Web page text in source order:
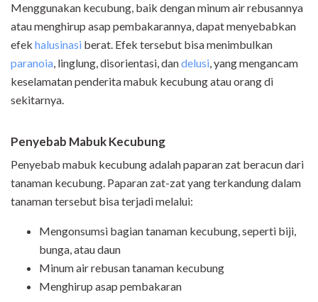
Menggunakan kecubung, baik dengan minum air rebusannya
atau menghirup asap pembakarannya, dapat menyebabkan
efek halusinasi berat. Efek tersebut bisa menimbulkan
paranoia, linglung, disorientasi, dandelusi, yang mengancam
keselamatan penderita mabuk kecubung atau orang di
sekitarnya.
Penyebab Mabuk Kecubung
Penyebab mabuk kecubung adalah paparan zat beracun dari
tanaman kecubung. Paparan zat-zat yang terkandung dalam
tanaman tersebut bisa terjadi melalui:
Mengonsumsi bagian tanaman kecubung, seperti biji,
bunga, atau daun
Minum air rebusan tanaman kecubung
Menghirup asap pembakaran